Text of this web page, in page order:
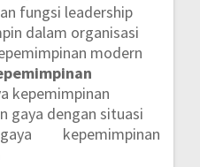
fungsi leadership
dalam organisasi
modern
kepemimpinan
gaya dengan situasi
kepemimpinan